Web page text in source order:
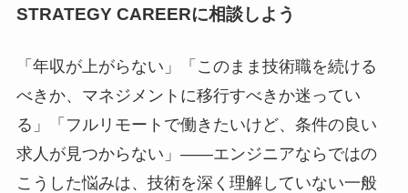
STRATEGY CAREERに相談しよう
「年収が上がらない」「このまま技術職を続ける
べきか、マネジメントに移行すべきか迷ってい
る」「フルリモートで働きたいけど、条件の良い
求人が見つからない」――エンジニアならではの
こうした悩みは、技術を深く理解していない一般